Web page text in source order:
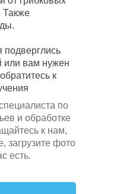
Также
или вам нужен
к
по
и обработке
к нам,
загрузите фото
есть.